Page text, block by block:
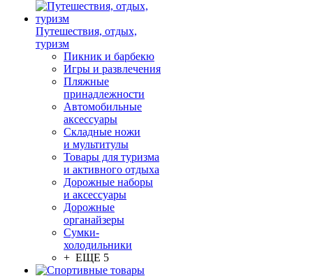
Путешествия, отдых,
туризм
Пикник и барбекю
Игры и развлечения
Пляжные
принадлежности
Автомобильные
аксессуары
Складные ножи
и мультитулы
Товары для туризма
и активного отдыха
Дорожные наборы
и аксессуары
Дорожные
органайзеры
Сумки-
холодильники
+ ЕЩЕ 5